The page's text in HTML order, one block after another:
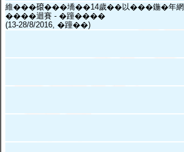
維���𥕦���墧��14歲��以���鍦�年網
����迴賽 - �蹱����
(13-28/8/2016, �蹱��)